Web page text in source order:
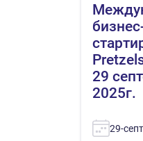
29
2025г.
29-